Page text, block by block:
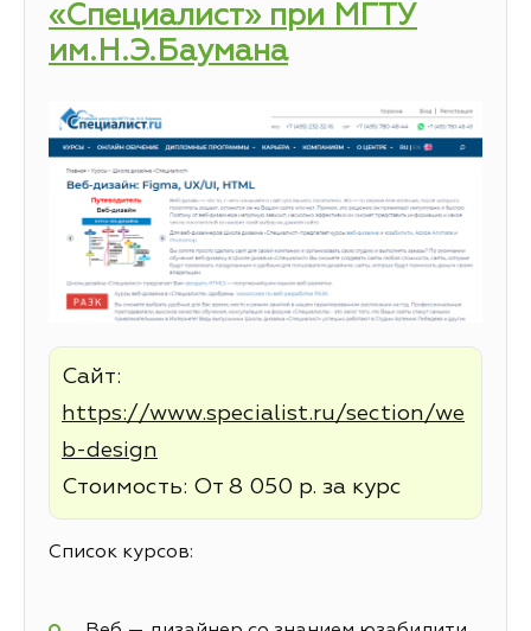
«Специалист» при МГТУ
им.Н.Э.Баумана
Сайт:
https://www.specialist.ru/section/we
b-design
Стоимость: От 8 050 р. за курс
Список курсов: